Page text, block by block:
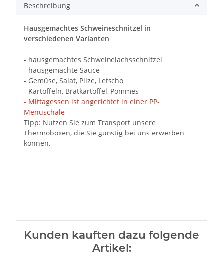
Beschreibung
Hausgemachtes Schweineschnitzel in
verschiedenen Varianten
- hausgemachtes Schweinelachsschnitzel
- hausgemachte Sauce
- Gemüse, Salat, Pilze, Letscho
- Kartoffeln, Bratkartoffel, Pommes
- Mittagessen ist angerichtet in einer PP-
Menüschale
Tipp: Nutzen Sie zum Transport unsere
Thermoboxen, die Sie günstig bei uns erwerben
können.
Kunden kauften dazu folgende
Artikel: